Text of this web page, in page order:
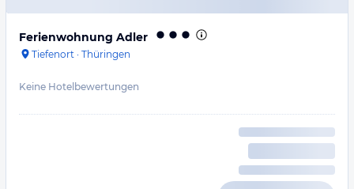
Ferienwohnung Adler
Tiefenort · Thüringen
Keine Hotelbewertungen